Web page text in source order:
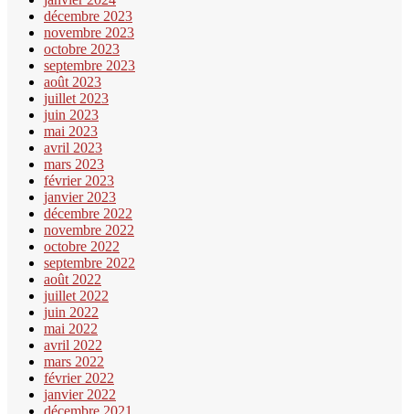
décembre 2023
novembre 2023
octobre 2023
septembre 2023
août 2023
juillet 2023
juin 2023
mai 2023
avril 2023
mars 2023
février 2023
janvier 2023
décembre 2022
novembre 2022
octobre 2022
septembre 2022
août 2022
juillet 2022
juin 2022
mai 2022
avril 2022
mars 2022
février 2022
janvier 2022